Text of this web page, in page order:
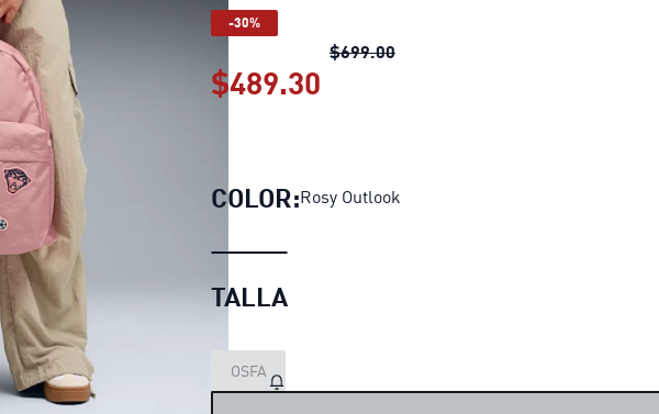
-30%
$699.00Mochila PUMA Phase III
$489.30
COLOR:Rosy Outlook
TALLA
OSFA